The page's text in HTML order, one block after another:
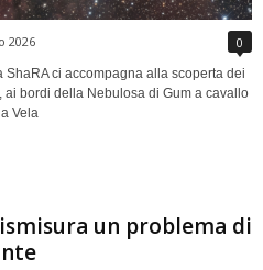
2026 0
ci accompagna alla scoperta dei
bordi della Nebulosa di Gum a cavallo
Vela
un problema di